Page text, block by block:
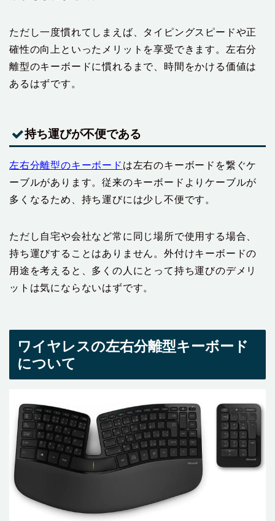
ただし一度慣れてしまえば、タイピングスピードや正
確性の向上といったメリットを享受できます。左右分
離型のキーボードに慣れるまで、時間をかける価値は
あるはずです。
持ち運びが不便である
左右分離型のキーボード は左右のキーボードを繋ぐケ
ーブルがあります。従来のキーボードよりケーブルが
多くなるため、持ち運びには少し不便です。
ただし自宅や会社など常に同じ場所で使用する場合、
持ち運びすることはありません。外付けキーボードの
用途を考えると、多くの人にとって持ち運びのデメリ
ットは気にならないはずです。
ワイヤレスの左右分離型キーボード
について